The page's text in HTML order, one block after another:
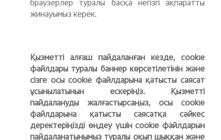
браузерлер туралы басқа негізгі ақпаратты
жинауымыз керек.
Қызметті алғаш пайдаланған кезде, cookie
файлдары туралы баннер көрсетілетінін және
сізге осы cookie файлдарына қатысты саясат
ұсынылатынын ескеріңіз. Қызметті
пайдалануды жалғастырсаңыз, осы cookie
файлдарына қатысты саясатқа сәйкес
деректеріңізді өңдеу үшін cookie файлдарын